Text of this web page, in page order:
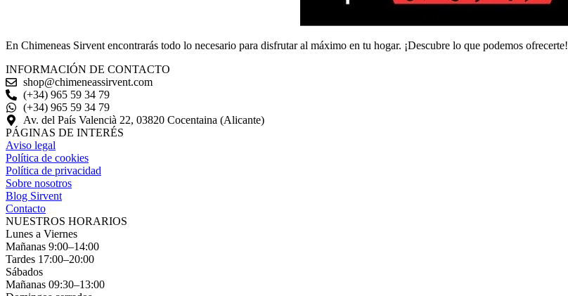
En Chimeneas Sirvent encontrarás todo lo necesario para disfrutar al máximo en tu hogar. ¡Descubre lo que podemos ofrecerte!
INFORMACIÓN DE CONTACTO
shop@chimeneassirvent.com
(+34) 965 59 34 79
(+34) 965 59 34 79
Av. del País Valencià 22, 03820 Cocentaina (Alicante)
PÁGINAS DE INTERÉS
Aviso legal
Política de cookies
Política de privacidad
Sobre nosotros
Blog Sirvent
Contacto
NUESTROS HORARIOS
Lunes a Viernes
Mañanas 9:00–14:00
Tardes 17:00–20:00
Sábados
Mañanas 09:30–13:00